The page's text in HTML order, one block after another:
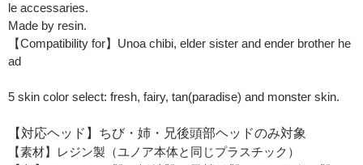
le accessaries.
Made by resin.
【Compatibility for】Unoa chibi, elder sister and ender brother he
ad
5 skin color select: fresh, fairy, tan(paradise) and monster skin.
【対応ヘッド】ちび・姉・兄後頭部ヘッドのみ対象
【素材】レジン製（ユノア本体と同じプラスチック）